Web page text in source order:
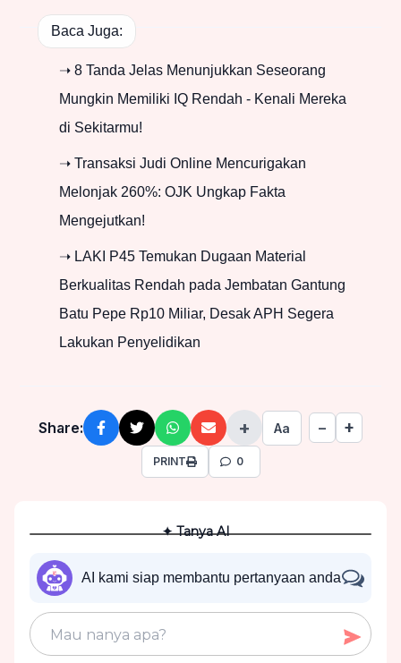
Baca Juga:
➝ 8 Tanda Jelas Menunjukkan Seseorang
Mungkin Memiliki IQ Rendah - Kenali Mereka
di Sekitarmu!
➝ Transaksi Judi Online Mencurigakan
Melonjak 260%: OJK Ungkap Fakta
Mengejutkan!
➝ LAKI P45 Temukan Dugaan Material
Berkualitas Rendah pada Jembatan Gantung
Batu Pepe Rp10 Miliar, Desak APH Segera
Lakukan Penyelidikan
Share: + Aa − +
PRINT 0
✦ Tanya AI
AI kami siap membantu pertanyaan anda